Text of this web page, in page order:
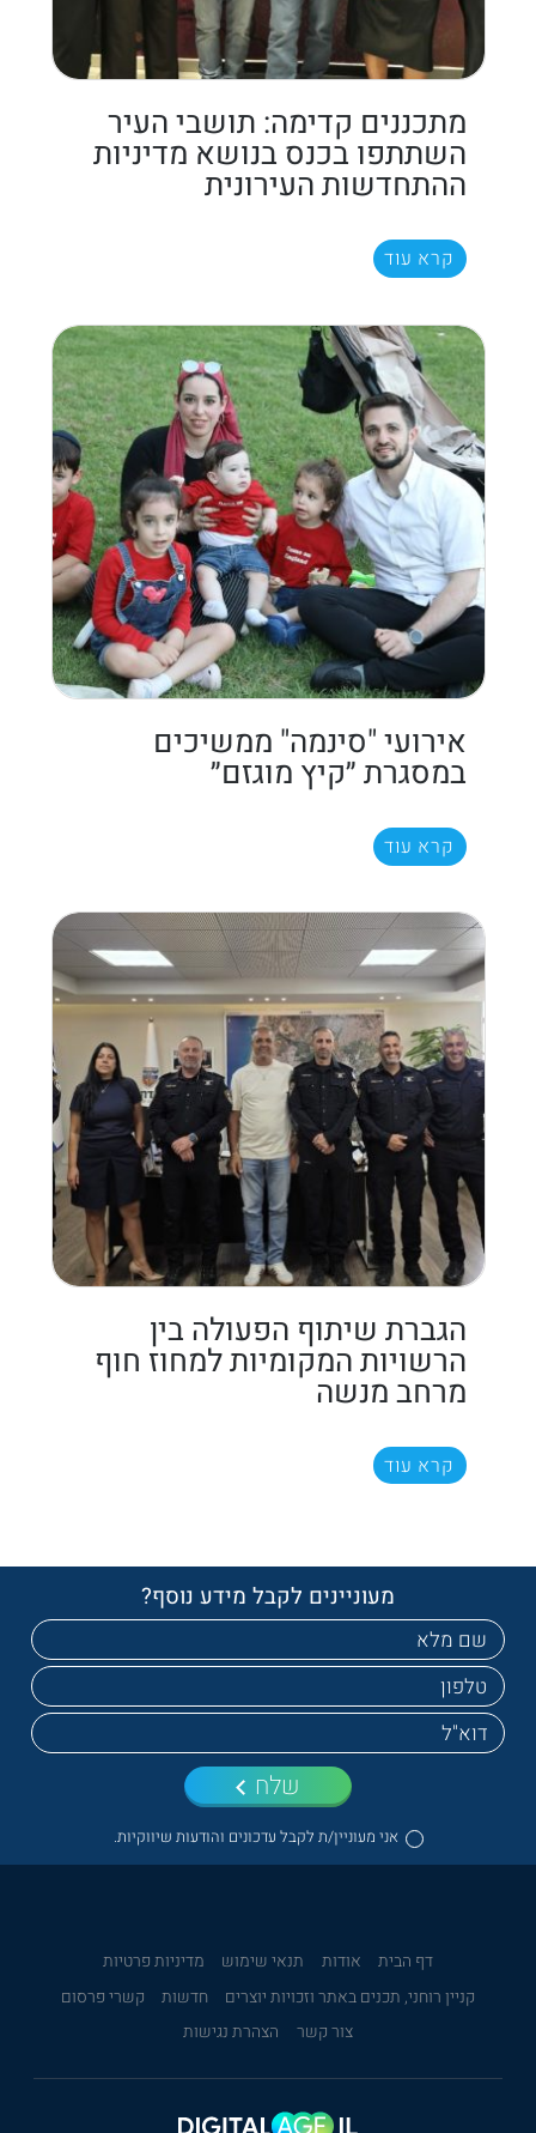
מתכננים קדימה: תושבי העיר
השתתפו בכנס בנושא מדיניות
ההתחדשות העירונית
קרא עוד
אירועי "סינמה" ממשיכים
במסגרת ״קיץ מוגזם״
קרא עוד
הגברת שיתוף הפעולה בין
הרשויות המקומיות למחוז חוף
מרחב מנשה
קרא עוד
מעוניינים לקבל מידע נוסף?
אני מעוניין/ת לקבל עדכונים והודעות שיווקיות.
שלח
דף הבית אודות תנאי שימוש
מדיניות פרטיות
קניין רוחני, תכנים באתר וזכויות יוצרים
חדשות
קשרי פרסום
צור קשר
הצהרת נגישות